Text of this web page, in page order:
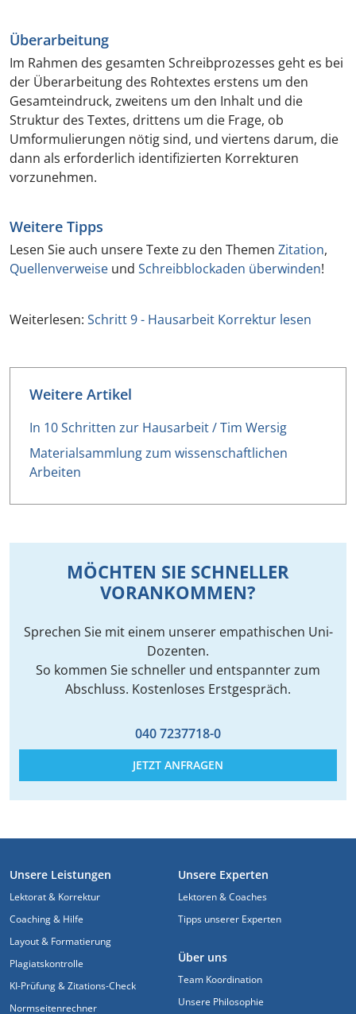
Überarbeitung
Im Rahmen des gesamten Schreibprozesses geht es bei
der Überarbeitung des Rohtextes erstens um den
Gesamteindruck, zweitens um den Inhalt und die
Struktur des Textes, drittens um die Frage, ob
Umformulierungen nötig sind, und viertens darum, die
dann als erforderlich identifizierten Korrekturen
vorzunehmen.
Weitere Tipps
Lesen Sie auch unsere Texte zu den Themen Zitation,
Quellenverweise und Schreibblockaden überwinden!
Weiterlesen: Schritt 9 - Hausarbeit Korrektur lesen
Weitere Artikel
In 10 Schritten zur Hausarbeit / Tim Wersig
Materialsammlung zum wissenschaftlichen
Arbeiten
MÖCHTEN SIE SCHNELLER
VORANKOMMEN?
Sprechen Sie mit einem unserer empathischen Uni-
Dozenten.
So kommen Sie schneller und entspannter zum
Abschluss. Kostenloses Erstgespräch.
040 7237718-0
JETZT ANFRAGEN
FUSSZEILE
Unsere Leistungen
Lektorat & Korrektur
Coaching & Hilfe
Layout & Formatierung
Plagiatskontrolle
KI-Prüfung & Zitations-Check
Normseitenrechner
Unsere Experten
Lektoren & Coaches
Tipps unserer Experten
Über uns
Team Koordination
Unsere Philosophie